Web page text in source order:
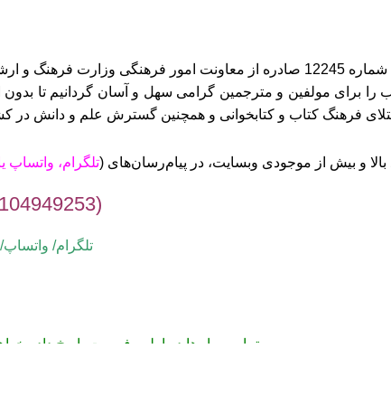
تهران می‌باشد.
برای مولفین و مترجمین گرامی سهل و آسان گردانیم تا
فرهنگ کتاب و کتابخوانی و همچنین گسترش علم و دانش در
و بیش از موجودی وبسایت، در پیام‌رسان‌های (تلگرام، واتساپ
(09104949253)
تلگرام/ واتساپ/
به تمامی پیام‌ها در اولین فرصت پاسخ داده